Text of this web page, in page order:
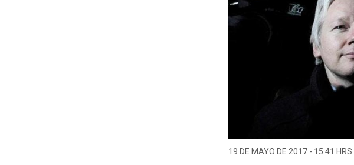
19 DE MAYO DE 2017 - 15:41 HRS.